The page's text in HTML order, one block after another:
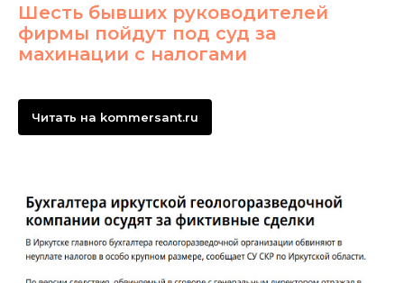
Шесть бывших руководителей
фирмы пойдут под суд за
махинации с налогами
Читать на kommersant.ru